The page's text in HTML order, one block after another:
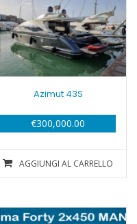
Azimut 43S
€300,000.00
AGGIUNGI AL CARRELLO